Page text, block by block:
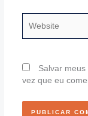
Salvar
vez que eu